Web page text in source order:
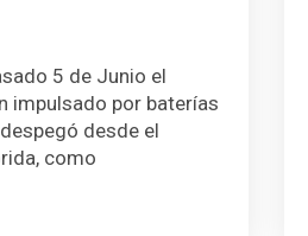
5 de Junio el
impulsado por baterías
desde el
como